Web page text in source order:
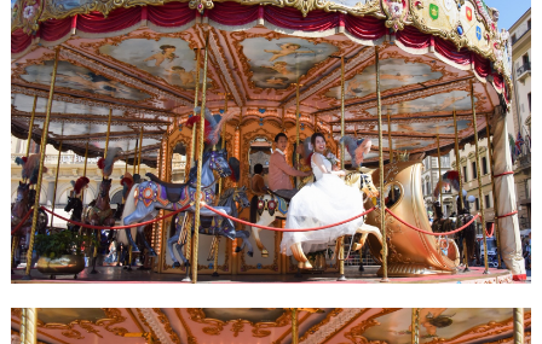
花
嫁
#
卒
花
#
ウ
ェ
ル
カ
ム
ス
ー
ス
エ
デ
ィ
ン
グ
ア
イ
テ
ム